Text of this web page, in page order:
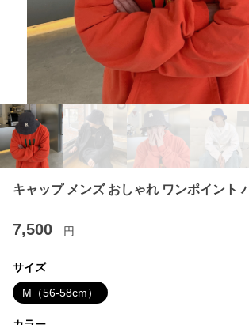
キャップ メンズ おしゃれ ワンポイント
7,500 円
サイズ
M（56-58cm）